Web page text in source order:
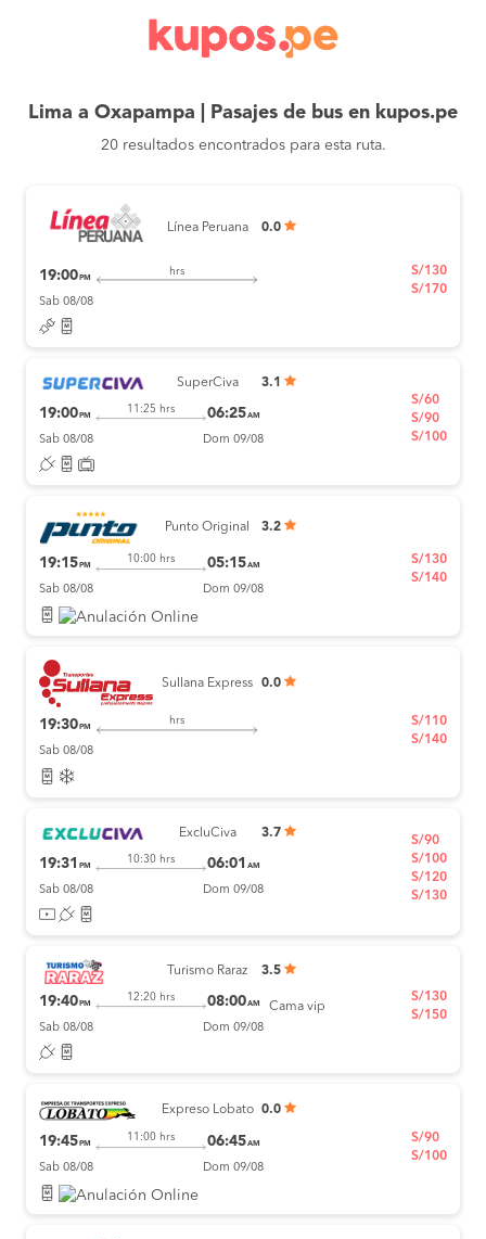
Lima a Oxapampa | Pasajes de bus en kupos.pe
20 resultados encontrados para esta ruta.
Línea Peruana 0.0
19:00 PM
hrs
Sab 08/08
S/130
S/170
SuperCiva 3.1
19:00 PM
11:25 hrs 06:25AM
Sab 08/08 Dom 09/08
S/60
S/90
S/100
Punto Original 3.2
19:15PM
10:00 hrs 05:15AM
Sab 08/08 Dom 09/08
S/130
S/140
Sullana Express 0.0
19:30PM
hrs
Sab 08/08
S/110
S/140
ExcluCiva 3.7
19:31 PM
10:30 hrs 06:01 AM
Sab 08/08 Dom 09/08
S/90
S/100
S/120
S/130
Turismo Raraz 3.5
19:40 PM
12:20 hrs 08:00AM
Sab 08/08 Dom 09/08
Cama vip
S/130
S/150
Expreso Lobato 0.0
19:45PM
11:00 hrs 06:45AM
Sab 08/08 Dom 09/08
S/90
S/100